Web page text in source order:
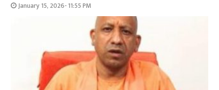
January 15, 2026- 11:55 PM